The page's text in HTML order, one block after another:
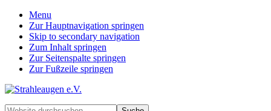
Menu
Zur Hauptnavigation springen
Skip to secondary navigation
Zum Inhalt springen
Zur Seitenspalte springen
Zur Fußzeile springen
Handarbeiten
Website